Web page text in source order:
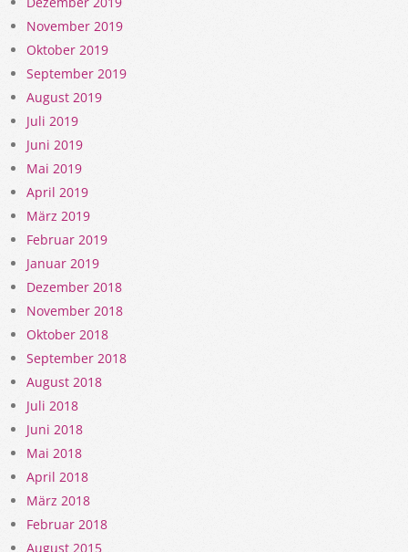
November 2019
Oktober 2019
September 2019
August 2019
Juli 2019
Juni 2019
Mai 2019
April 2019
März 2019
Februar 2019
Januar 2019
Dezember 2018
November 2018
Oktober 2018
September 2018
August 2018
Juli 2018
Juni 2018
Mai 2018
April 2018
März 2018
Februar 2018
August 2015